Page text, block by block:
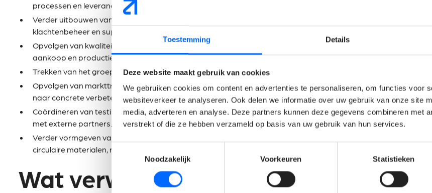
Toestemming Details
Deze website maakt gebruik van cookies
We gebruiken cookies om content en advertenties te personaliseren, om functies voor
websiteverkeer te analyseren. Ook delen we informatie over uw gebruik van onze site
media, adverteren en analyse. Deze partners kunnen deze gegevens combineren met
verstrekt of die ze hebben verzameld op basis van uw gebruik van hun services.
Toestemmingsselectie
Noodzakelijk
Voorkeuren Statistieken
processen en leveranciers.
Verder uitbouwen van kwaliteitsprocedures, KPI’s en verbeteracties rond productkwaliteit,
klachtenbeheer en supplier quality.
Opvolgen van kwaliteitsgerelateerde klantenprojecten in nauwe samenwerking met sales,
aankoop en productie.
Trekken van het groepsbrede R&D- en innovatiebeleid binnen de organisatie.
Opvolgen van markttrends, regelgeving en technologische ontwikkelingen en deze vertalen
naar concrete verbeter- en innovatieprojecten.
Coördineren van testings, materiaalanalyses, accreditaties, validaties en samenwerkingen
met externe partners.
Verder vormgeven van het duurzaamheidsbeleid met focus op afvalreductie, hergebruik,
circulaire materialen, recyclage en energiereductie.
Wat verwachten wij van jou?